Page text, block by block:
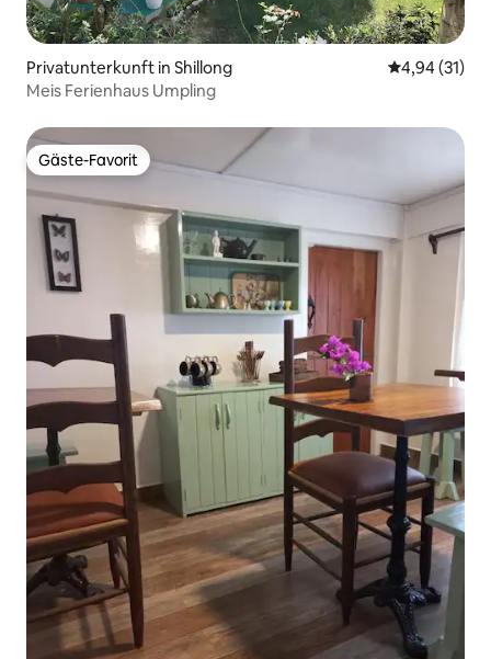
Privatunterkunft in Shillong
4,94 (31)
Meis Ferienhaus Umpling
Gäste-Favorit
Gäste-Favorit